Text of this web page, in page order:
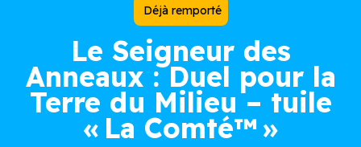
Déjà remporté
Le Seigneur des
Anneaux : Duel pour la
Terre du Milieu – tuile
« La Comté™ »